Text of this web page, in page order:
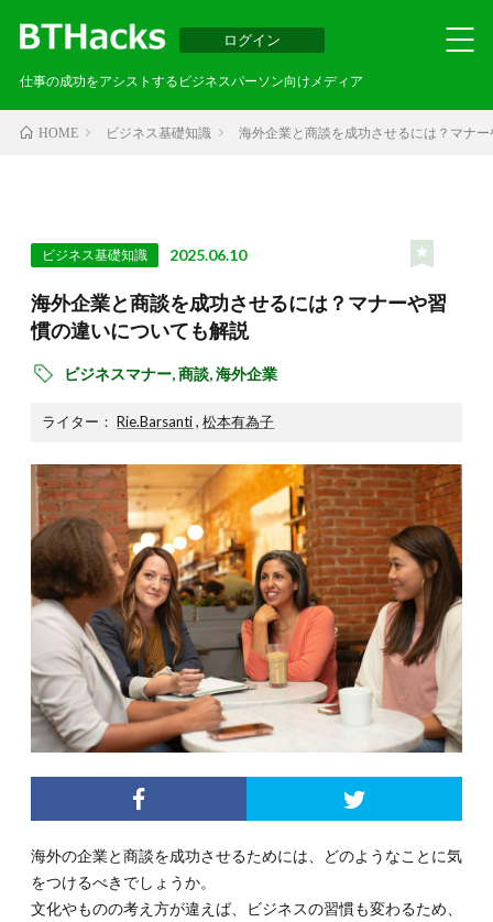
ログイン
仕事の成功をアシストするビジネスパーソン向けメディア
HOME ビジネス基礎知識 海外企業と商談を成功させるには？マナ
ビジネス基礎知識 2025.06.10
海外企業と商談を成功させるには？マナーや習
慣の違いについても解説
ビジネスマナー,商談,海外企業
ライター：Rie.Barsanti,松本有為子
海外の企業と商談を成功させるためには、どのようなことに気
をつけるべきでしょうか。
文化やものの考え方が違えば、ビジネスの習慣も変わるため、